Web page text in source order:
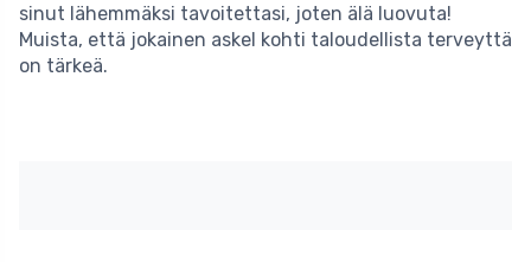
sinut lähemmäksi tavoitettasi, joten älä luovuta!
Muista, että jokainen askel kohti taloudellista terveyttä
on tärkeä.